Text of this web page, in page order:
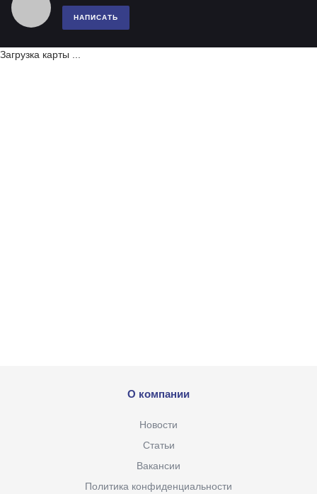
НАПИСАТЬ
Загрузка карты ...
О компании
Новости
Статьи
Вакансии
Политика конфиденциальности